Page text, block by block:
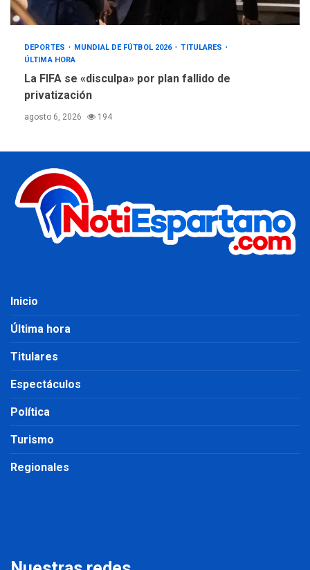
DEPORTES MUNDIAL DE FÚTBOL 2026
TITULARES
ÚLTIMA HORA
La FIFA se «disculpa» por plan fallido de
privatización
agosto 6, 2026 194
Inicio
Última hora
Titulares
Espectáculos
Política
Turismo
Regionales